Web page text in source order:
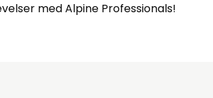
med Alpine Professionals!